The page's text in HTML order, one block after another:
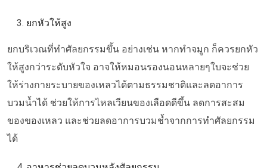
ยกหัวให้สูง
ยกบริเวณที่ทำศัลยกรรมขึ้น อย่างเช่น หากทำจมูก ก็ควรยกหัว
ให้สูงกว่าระดับหัวใจ อาจให้หมอนรองนอนหลายๆใบจะช่วย
ให้ร่างกายระบายของเหลวได้ตามธรรมชาติและลดอาการ
บวมน้ำได้ ช่วยให้การไหลเวียนของเลือดดีขึ้น ลดการสะสม
ของของเหลว และช่วยลดอาการบวมช้ำจากการทำศัลยกรรม
ได้